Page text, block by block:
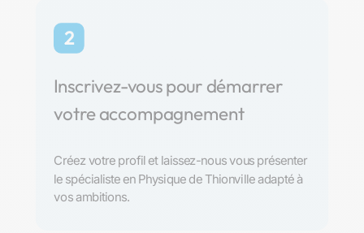
2
Inscrivez-vous pour démarrer
votre accompagnement
Créez votre profil et laissez-nous vous présenter
le spécialiste en Physique de Thionville adapté à
vos ambitions.